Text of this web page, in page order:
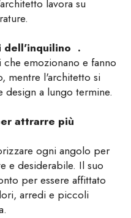
lavora su
dell'inquilino .
che emozionano e fanno
mentre l'architetto si
a lungo termine.
attrarre più
ogni angolo per
e desiderabile. Il suo
per essere affittato
arredi e piccoli